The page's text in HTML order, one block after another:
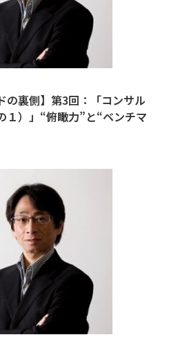
の裏側】第3回：「コンサル
１）」“俯瞰力”と“ベンチマ